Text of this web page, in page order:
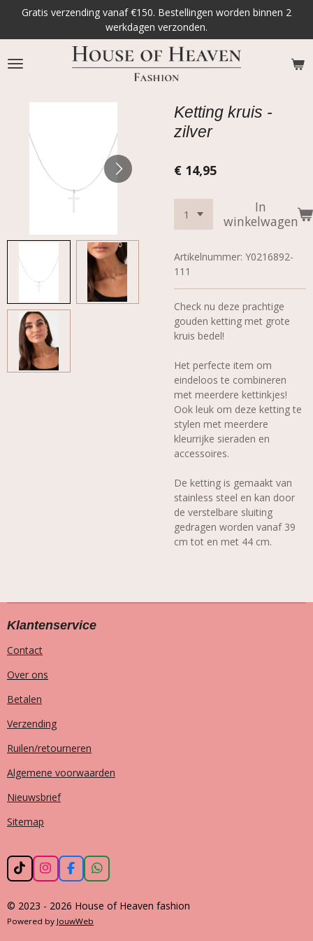
naar
de
hoofdinhoud
Gratis verzending vanaf €150. Bestellingen worden binnen 2
werkdagen verzonden.
Ketting kruis -
zilver
€ 14,95
In
winkelwagen
Artikelnummer: Y0216892-
111
Check nu deze prachtige
gouden ketting met grote
kruis bedel!
Het perfecte item om
eindeloos te combineren
met meerdere kettinkjes!
Ook leuk om deze ketting te
stylen met meerdere
kleurrijke sieraden en
accessoires.
De ketting is gemaakt van
stainless steel en kan door
de verstelbare sluiting
gedragen worden vanaf 39
cm tot en met 44 cm.
Klantenservice
Contact
Over ons
Betalen
Verzending
Ruilen/retourneren
Algemene voorwaarden
Nieuwsbrief
Sitemap
T
i
T
o
k
I
n
t
a
g
F
a
e
b
o
W
h
t
© 2023 - 2026 House of Heaven fashion
Powered by JouwWeb